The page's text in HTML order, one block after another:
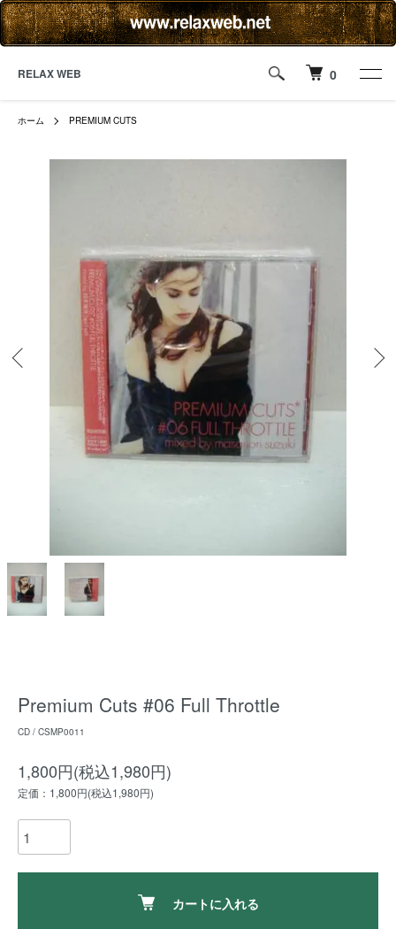
RELAX WEB 0
ホーム PREMIUM CUTS
Premium Cuts #06 Full Throttle
CD / CSMP0011
1,800円(税込1,980円)
定価：1,800円(税込1,980円)
カートに入れる